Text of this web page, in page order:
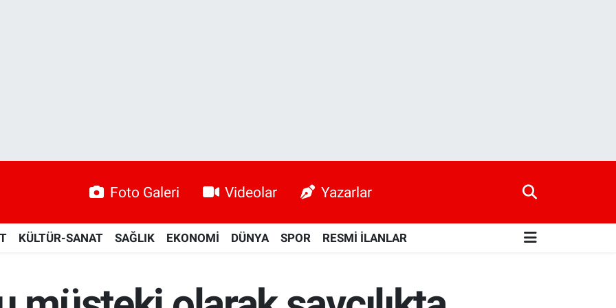
Foto Galeri Videolar Yazarlar
KÜLTÜR-SANAT SAĞLIK EKONOMİ DÜNYA SPOR RESMİ İLANLAR